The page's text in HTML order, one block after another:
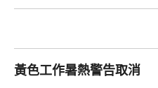
黃色工作暑熱警告取消